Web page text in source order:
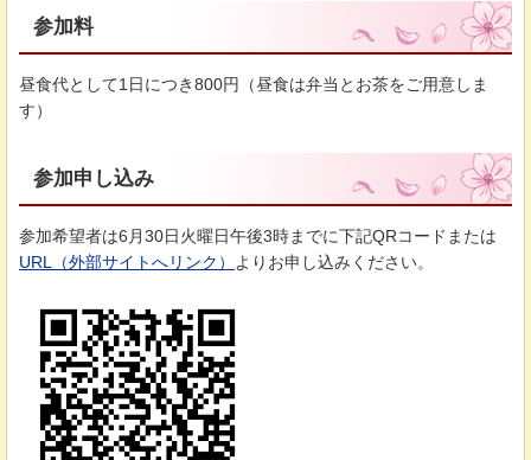
参加料
昼食代として1日につき800円（昼食は弁当とお茶をご用意しま
す）
参加申し込み
参加希望者は6月30日火曜日午後3時までに下記QRコードまたは
URL（外部サイトへリンク）
よりお申し込みください。